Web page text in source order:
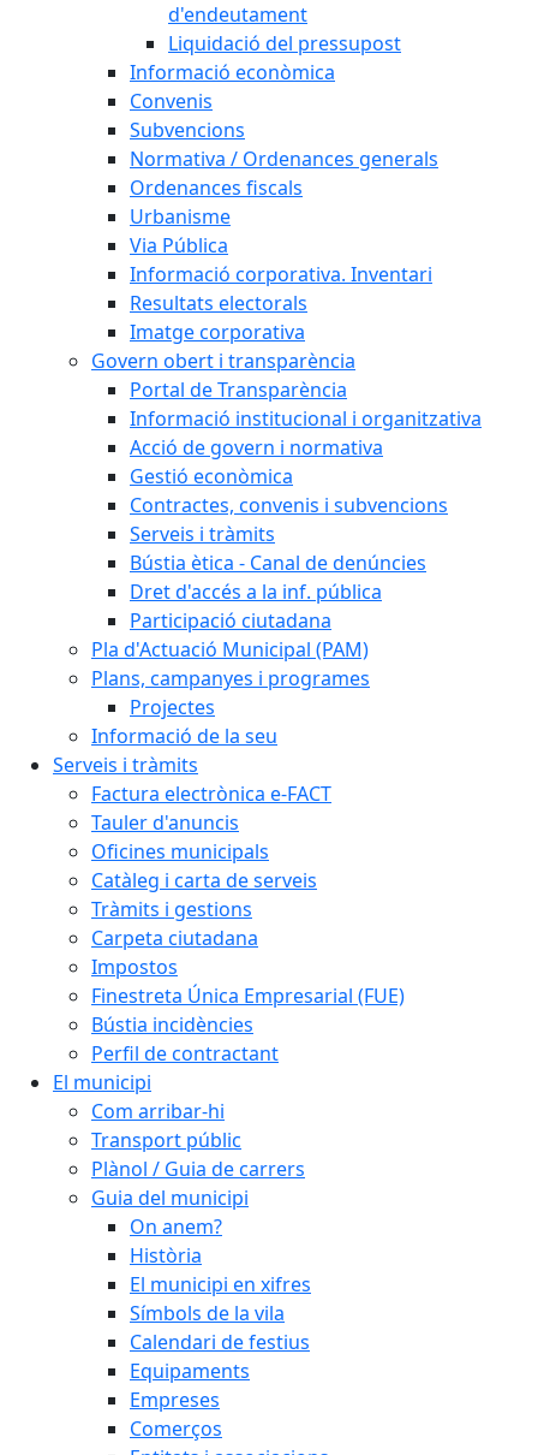
d'endeutament
Liquidació del pressupost
Informació econòmica
Convenis
Subvencions
Normativa / Ordenances generals
Ordenances fiscals
Urbanisme
Via Pública
Informació corporativa. Inventari
Resultats electorals
Imatge corporativa
Govern obert i transparència
Portal de Transparència
Informació institucional i organitzativa
Acció de govern i normativa
Gestió econòmica
Contractes, convenis i subvencions
Serveis i tràmits
Bústia ètica - Canal de denúncies
Dret d'accés a la inf. pública
Participació ciutadana
Pla d'Actuació Municipal (PAM)
Plans, campanyes i programes
Projectes
Informació de la seu
Serveis i tràmits
Factura electrònica e-FACT
Tauler d'anuncis
Oficines municipals
Catàleg i carta de serveis
Tràmits i gestions
Carpeta ciutadana
Impostos
Finestreta Única Empresarial (FUE)
Bústia incidències
Perfil de contractant
El municipi
Com arribar-hi
Transport públic
Plànol / Guia de carrers
Guia del municipi
On anem?
Història
El municipi en xifres
Símbols de la vila
Calendari de festius
Equipaments
Empreses
Comerços